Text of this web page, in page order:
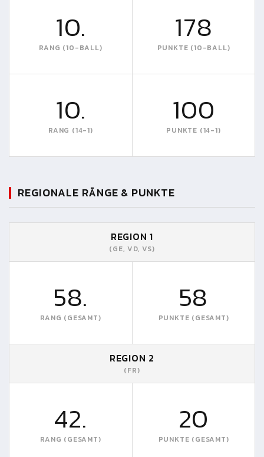
10.
RANG (10-BALL)
178
PUNKTE (10-BALL)
10.
RANG (14-1)
100
PUNKTE (14-1)
REGIONALE RÄNGE & PUNKTE
REGION 1
(GE, VD, VS)
58.
RANG (GESAMT)
58
PUNKTE (GESAMT)
REGION 2
(FR)
42.
RANG (GESAMT)
20
PUNKTE (GESAMT)